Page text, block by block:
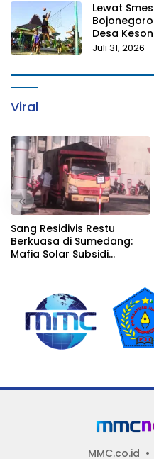
Lewat
Desa
Juli 31, 2026
Viral
«
Sang Residivis Restu
Berkuasa di Sumedang:
Mafia Solar Subsidi
Bungkam
MMC.co.id